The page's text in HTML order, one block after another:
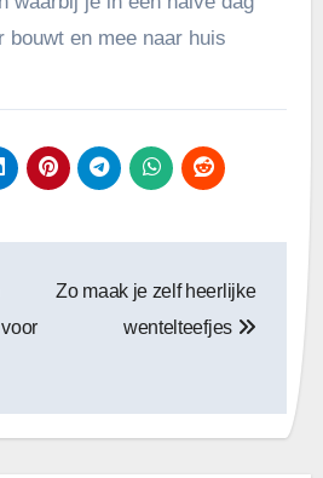
bouwt en mee naar huis
Zo maak je zelf heerlijke
wentelteefjes